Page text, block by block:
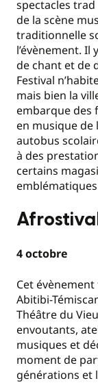
spectacles
de la scène
traditionnelle
l’évènement. Il
de chant et de
Festival
mais bien la
embarque des
en musique de
autobus
à des
certains
4 octobre
Cet
Abitibi-
Théâtre du
envoutants,
musiques et
moment de
générations et